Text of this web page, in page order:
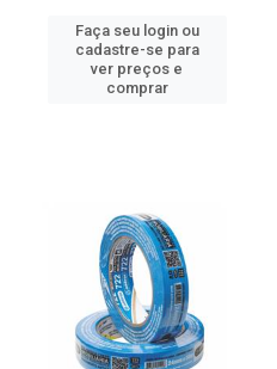
Faça seu login ou
cadastre-se para
ver preços e
comprar